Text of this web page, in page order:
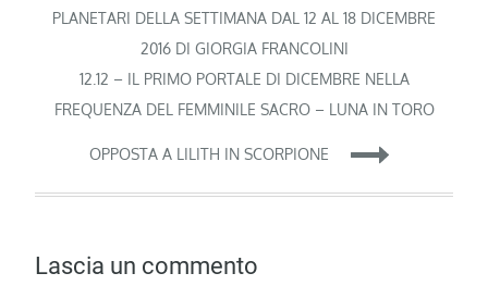
articoli
PLANETARI DELLA SETTIMANA DAL 12 AL 18 DICEMBRE
2016 DI GIORGIA FRANCOLINI
12.12 – IL PRIMO PORTALE DI DICEMBRE NELLA
FREQUENZA DEL FEMMINILE SACRO – LUNA IN TORO
OPPOSTA A LILITH IN SCORPIONE
Lascia un commento